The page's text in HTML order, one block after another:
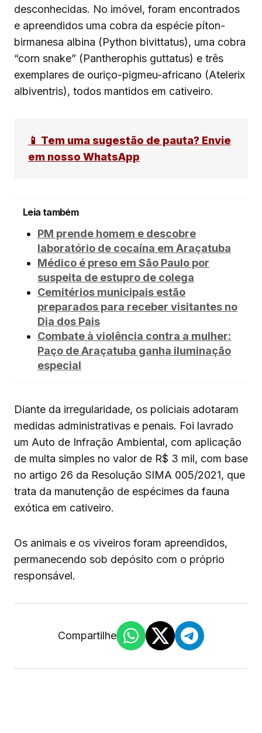
desconhecidas. No imóvel, foram encontrados
e apreendidos uma cobra da espécie píton-
birmanesa albina (Python bivittatus), uma cobra
“corn snake” (Pantherophis guttatus) e três
exemplares de ouriço-pigmeu-africano (Atelerix
albiventris), todos mantidos em cativeiro.
📱 Tem uma sugestão de pauta? Envie
em nosso WhatsApp
Leia também
PM prende homem e descobre
laboratório de cocaína em Araçatuba
Médico é preso em São Paulo por
suspeita de estupro de colega
Cemitérios municipais estão
preparados para receber visitantes no
Dia dos Pais
Combate à violência contra a mulher:
Paço de Araçatuba ganha iluminação
especial
Diante da irregularidade, os policiais adotaram
medidas administrativas e penais. Foi lavrado
um Auto de Infração Ambiental, com aplicação
de multa simples no valor de R$ 3 mil, com base
no artigo 26 da Resolução SIMA 005/2021, que
trata da manutenção de espécimes da fauna
exótica em cativeiro.
Os animais e os viveiros foram apreendidos,
permanecendo sob depósito com o próprio
responsável.
Compartilhe